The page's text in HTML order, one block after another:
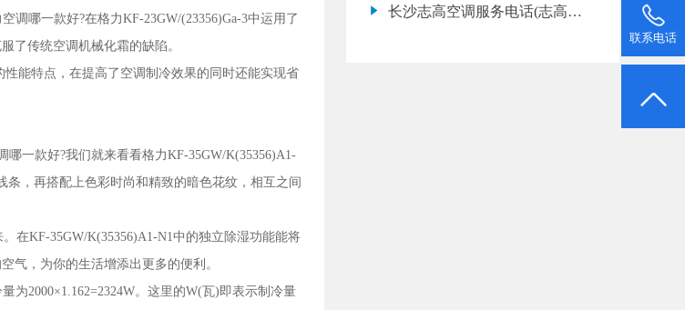
调哪一款好?在格力KF-23GW/(23356)Ga-3中运用了
了传统空调机械化霜的缺陷。
能特点，在提高了空调制冷效果的同时还能实现省
一款好?我们就来看看格力KF-35GW/K(35356)A1-
条，再搭配上色彩时尚和精致的暗色花纹，相互之间
在KF-35GW/K(35356)A1-N1中的独立除湿功能能将
气，为你的生活增添出更多的便利。
为2000×1.162=2324W。这里的W(瓦)即表示制冷量
长沙志高空调服务电话(志高空
联系电话